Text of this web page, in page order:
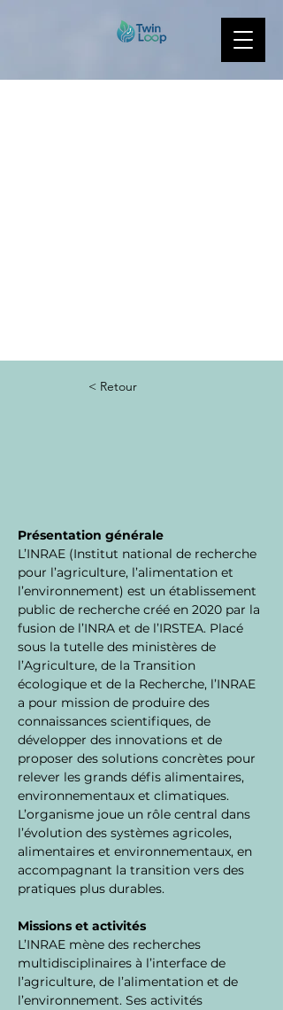
< Retour
Présentation générale
L’INRAE (Institut national de recherche
pour l’agriculture, l’alimentation et
l’environnement) est un établissement
public de recherche créé en 2020 par la
fusion de l’INRA et de l’IRSTEA. Placé
sous la tutelle des ministères de
l’Agriculture, de la Transition
écologique et de la Recherche, l’INRAE
a pour mission de produire des
connaissances scientifiques, de
développer des innovations et de
proposer des solutions concrètes pour
relever les grands défis alimentaires,
environnementaux et climatiques.
L’organisme joue un rôle central dans
l’évolution des systèmes agricoles,
alimentaires et environnementaux, en
accompagnant la transition vers des
pratiques plus durables.
Missions et activités
L’INRAE mène des recherches
multidisciplinaires à l’interface de
l’agriculture, de l’alimentation et de
l’environnement. Ses activités